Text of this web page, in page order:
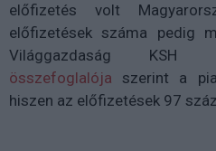
előfizetés volt
előfizetések száma pedig
Világgazdaság KSH
összefoglalója szerint a
hiszen az előfizetések 97